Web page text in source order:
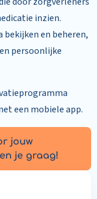
inzien.
bekijken en beheren,
persoonlijke
een mobiele app.
jouw
je graag!